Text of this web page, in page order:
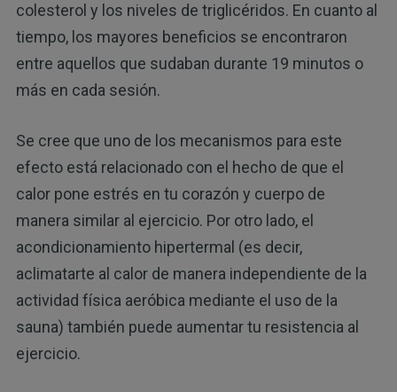
colesterol y los niveles de triglicéridos. En cuanto al
tiempo, los mayores beneficios se encontraron
entre aquellos que sudaban durante 19 minutos o
más en cada sesión.
Se cree que uno de los mecanismos para este
efecto está relacionado con el hecho de que el
calor pone estrés en tu corazón y cuerpo de
manera similar al ejercicio. Por otro lado, el
acondicionamiento hipertermal (es decir,
aclimatarte al calor de manera independiente de la
actividad física aeróbica mediante el uso de la
sauna) también puede aumentar tu resistencia al
ejercicio.